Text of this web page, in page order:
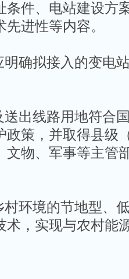
条件、电站建设方
进性等内容。
确拟接入的变电
出线路用地符合
政策，并取得县级
文物、军事等主管
环境的节地型、
术，实现与农村能